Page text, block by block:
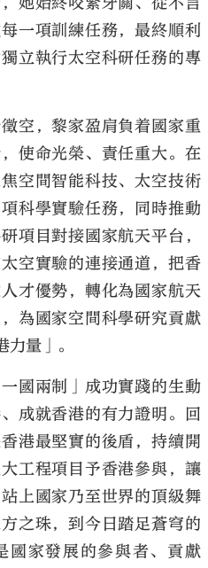
一項訓練任務，最終順利
立執行太空科研任務的專
空，黎家盈肩負着國家重
使命光榮、責任重大。在
空間智能科技、太空技術
科學實驗任務，同時推動
項目對接國家航天平台，
空實驗的連接通道，把香
才優勢，轉化為國家航天
為國家空間科學研究貢獻
力量」。
國兩制」成功實踐的生動
成就香港的有力證明。回
港最堅實的後盾，持續開
工程項目予香港參與，讓
上國家乃至世界的頂級舞
之珠，到今日踏足蒼穹的
國家發展的參與者、貢獻